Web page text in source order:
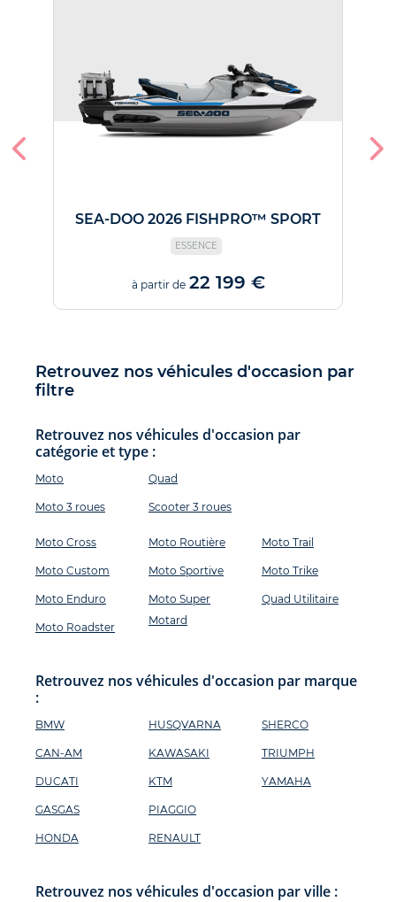
SEA-DOO 2026 FISHPRO™ SPORT
ESSENCE
à partir de 22 199 €
Retrouvez nos véhicules d'occasion par
filtre
Retrouvez nos véhicules d'occasion par
catégorie et type :
Moto
Moto 3 roues
Quad
Scooter 3 roues
Moto Cross
Moto Custom
Moto Enduro
Moto Roadster
Moto Routière
Moto Sportive
Moto Super
Motard
Moto Trail
Moto Trike
Quad Utilitaire
Retrouvez nos véhicules d'occasion par marque
:
BMW
CAN-AM
DUCATI
GASGAS
HONDA
HUSQVARNA
KAWASAKI
KTM
PIAGGIO
RENAULT
SHERCO
TRIUMPH
YAMAHA
Retrouvez nos véhicules d'occasion par ville :